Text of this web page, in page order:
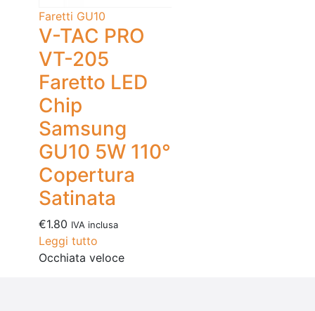
Faretti GU10
V-TAC PRO
VT-205
Faretto LED
Chip
Samsung
GU10 5W 110°
Copertura
Satinata
€1.80 IVA inclusa
Leggi tutto
Occhiata veloce